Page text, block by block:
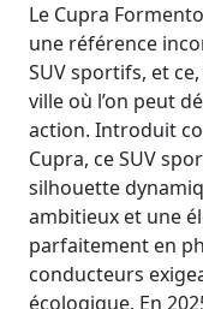
Le Cupra
une référence
SUV sportifs, et
ville où l’on peut
action. Introduit
Cupra, ce SUV
silhouette
ambitieux et une
parfaitement en
conducteurs
écologique. En